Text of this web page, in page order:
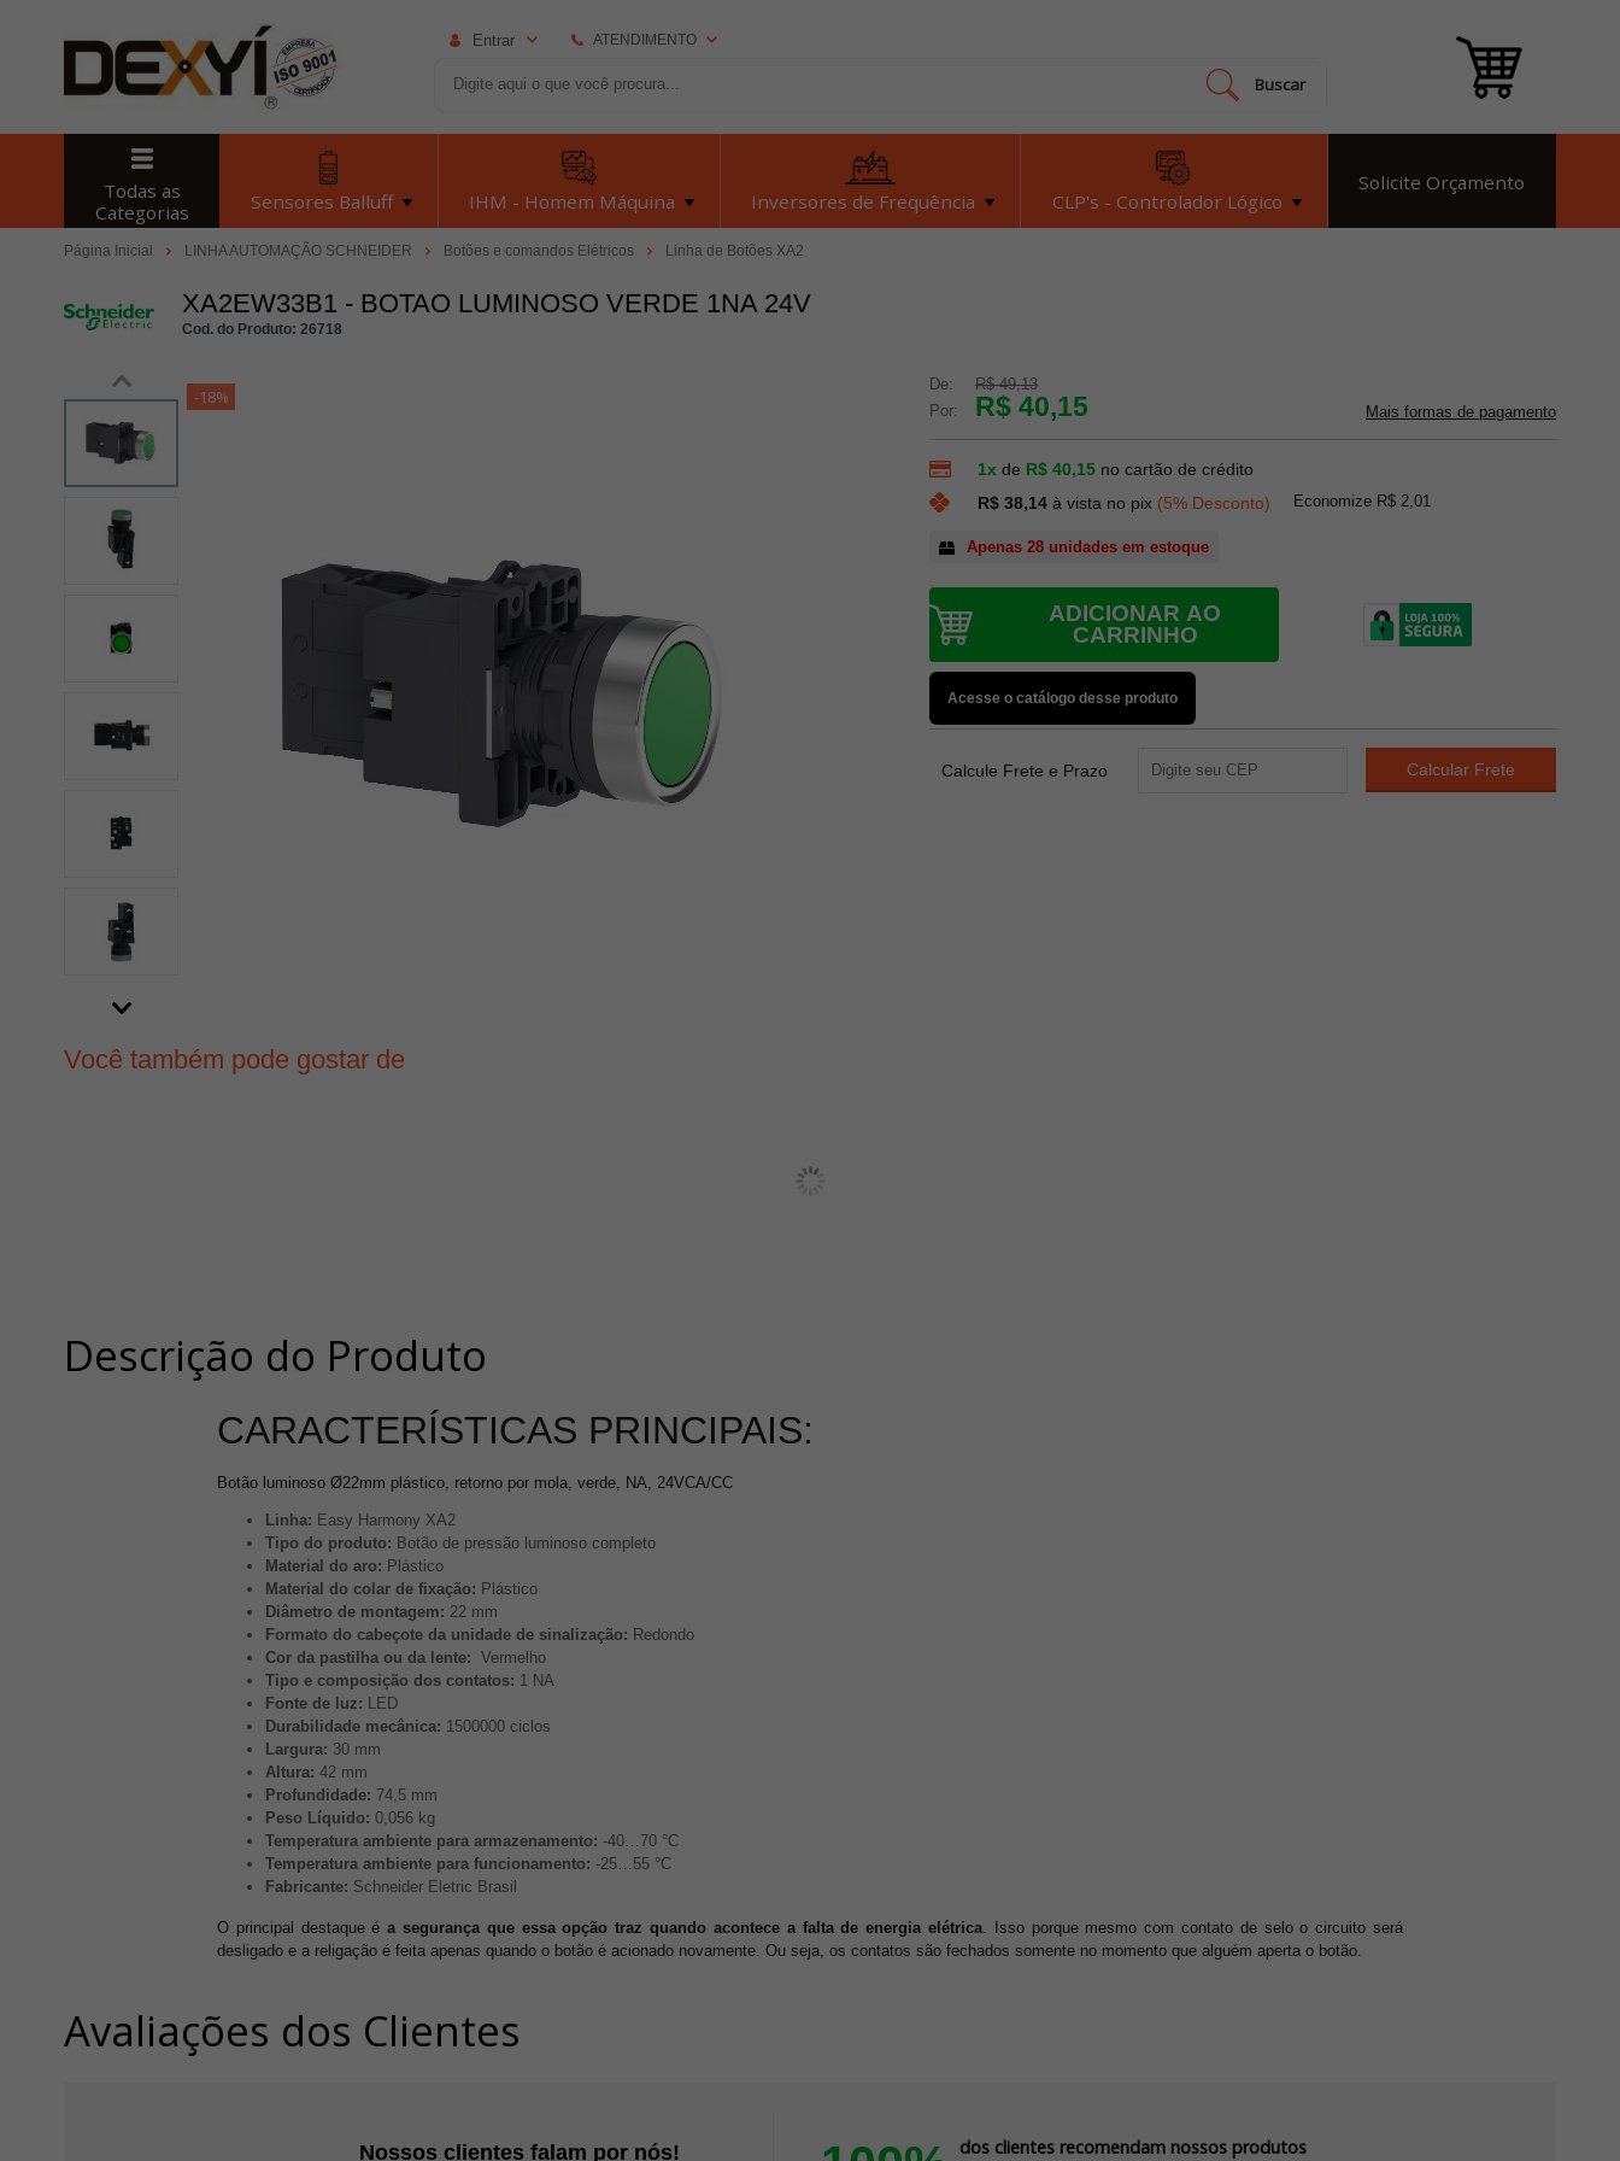
Entrar ATENDIMENTO
dexyiloja@dexyi.com.br
Atendimento Online
Buscar
Todas as
Categorias
Sensores Balluff IHM - Homem Máquina Inversores de Frequência CLP's - Controlador Lógico
Solicite Orçamento
Página Inicial LINHA AUTOMAÇÃO SCHNEIDER Botões e comandos Elétricos Linha de Botões XA2
XA2EW33B1 - BOTAO LUMINOSO VERDE 1NA 24V
Cod. do Produto: 26718
-18%
De:
R$ 49,13
Por:
R$ 40,15 Mais formas de pagamento
1x de R$ 40,15 no cartão de crédito
R$ 38,14à vista no pix (5% Desconto) Economize R$ 2,01
Apenas 28 unidades em estoque
ADICIONAR AO
CARRINHO
Acesse o catálogo desse produto
Calcule Frete e Prazo
Você também pode gostar de
Descrição do Produto
CARACTERÍSTICAS PRINCIPAIS:
Botão luminoso Ø22mm plástico, retorno por mola, verde, NA, 24VCA/CC
Linha: Easy Harmony XA2
Tipo do produto: Botão de pressão luminoso completo
Material do aro: Plástico
Material do colar de fixação: Plástico
Diâmetro de montagem: 22 mm
Formato do cabeçote da unidade de sinalização: Redondo
Cor da pastilha ou da lente: Vermelho
Tipo e composição dos contatos: 1 NA
Fonte de luz: LED
Durabilidade mecânica: 1500000 ciclos
Largura: 30 mm
Altura: 42 mm
Profundidade: 74,5 mm
Peso Líquido: 0,056 kg
Temperatura ambiente para armazenamento: -40…70 °C
Temperatura ambiente para funcionamento: -25…55 °C​​​​​​​
Fabricante: Schneider Eletric Brasil
O principal destaque éa segurança que essa opção traz quando acontece a falta de energia elétrica. Isso porque mesmo com contato de selo o circuito ser
desligado e a religação é feita apenas quando o botão é acionado novamente. Ou seja, os contatos são fechados somente no momento que alguém aperta o botão.
Avaliações dos Clientes
Nossos clientes falam por nós! dos clientes recomendam nossos produtos